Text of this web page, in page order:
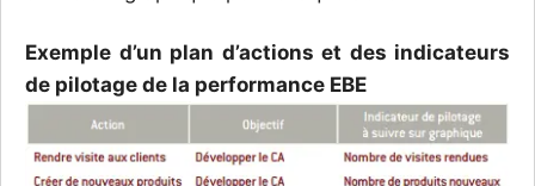
Exemple d’un plan d’actions et des indicateurs
de pilotage de la performance EBE